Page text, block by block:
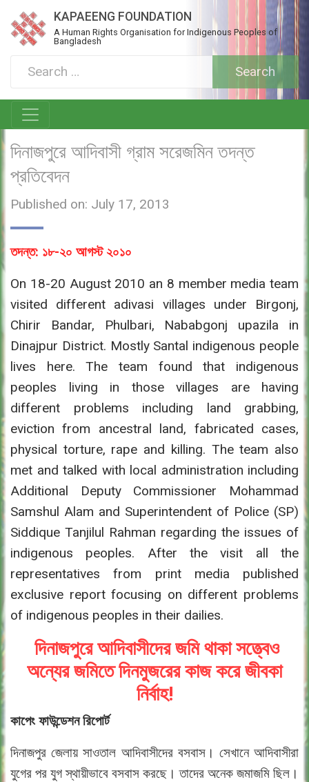
KAPAEENG FOUNDATION
A Human Rights Organisation for Indigenous Peoples of
Bangladesh
দিনাজপুরে আদিবাসী গ্রাম সরেজমিন তদন্ত
প্রতিবেদন
Published on: July 17, 2013
তদন্ত: ১৮-২০ আগস্ট ২০১০
On 18-20 August 2010 an 8 member media team
visited different adivasi villages under Birgonj,
Chirir Bandar, Phulbari, Nababgonj upazila in
Dinajpur District. Mostly Santal indigenous people
lives here. The team found that indigenous
peoples living in those villages are having
different problems including land grabbing,
eviction from ancestral land, fabricated cases,
physical torture, rape and killing. The team also
met and talked with local administration including
Additional Deputy Commissioner Mohammad
Samshul Alam and Superintendent of Police (SP)
Siddique Tanjilul Rahman regarding the issues of
indigenous peoples. After the visit all the
representatives from print media published
exclusive report focusing on different problems
of indigenous peoples in their dailies.
দিনাজপুরে আদিবাসীদের জমি থাকা সত্ত্বেও
অন্যের জমিতে দিনমুজরের কাজ করে জীবকা
নির্বাহ!
কাপেং ফাউন্ডেশন রিপোর্ট
দিনাজপুর জেলায় সাওতাল আদিবাসীদের বসবাস। সেখানে আদিবাসীরা
যুগের পর যুগ স্থায়ীভাবে বসবাস করছে। তাদের অনেক জমাজমি ছিল।